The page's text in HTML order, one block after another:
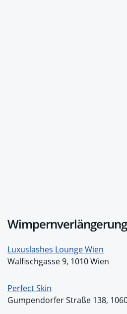
Luxuslashes Lounge Wien
Walfischgasse 9, 1010 Wien
Perfect Skin
Gumpendorfer Straße 138,